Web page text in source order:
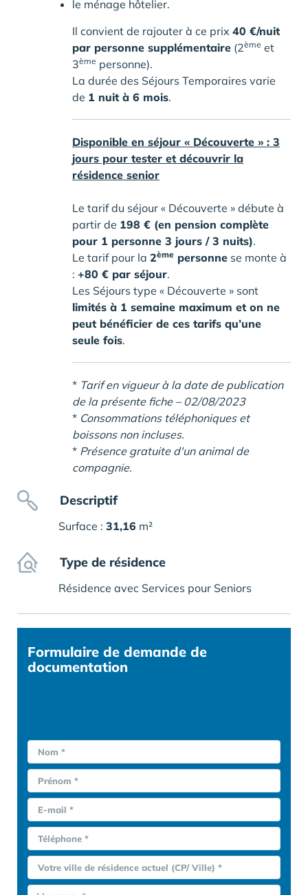
le ménage hôtelier.
Il convient de rajouter à ce prix 40 €/nuit
par personne supplémentaire (2ème et
3ème personne).
La durée des Séjours Temporaires varie
de 1 nuit à 6 mois.
Disponible en séjour « Découverte » : 3
jours pour tester et découvrir la
résidence senior
Le tarif du séjour « Découverte » débute à
partir de 198 € (en pension complète
pour 1 personne 3 jours / 3 nuits).
Le tarif pour la 2ème personne se monte à
: +80 € par séjour.
Les Séjours type « Découverte » sont
limités à 1 semaine maximum et on ne
peut bénéficier de ces tarifs qu’une
seule fois.
* Tarif en vigueur à la date de publication
de la présente fiche – 02/08/2023
* Consommations téléphoniques et
boissons non incluses.
* Présence gratuite d'un animal de
compagnie.
Descriptif
Surface : 31,16 m²
Type de résidence
Résidence avec Services pour Seniors
Formulaire de demande de
documentation
Nom *
Prénom *
E-mail *
Téléphone *
Votre ville de résidence actuel (CP/ Ville) *